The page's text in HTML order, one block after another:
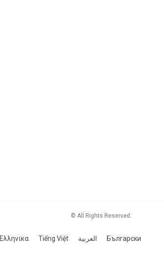
© All Rights Reserved.
Ελληνικα Tiếng Việt العربية
Български